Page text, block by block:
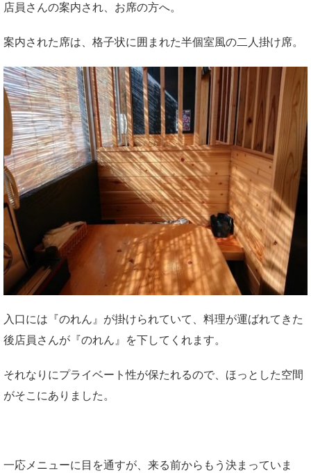
店員さんの案内され、お席の方へ。
案内された席は、格子状に囲まれた半個室風の二人掛け席。
入口には『のれん』が掛けられていて、料理が運ばれてきた
後店員さんが『のれん』を下してくれます。
それなりにプライベート性が保たれるので、ほっとした空間
がそこにありました。
一応メニューに目を通すが、来る前からもう決まっていま